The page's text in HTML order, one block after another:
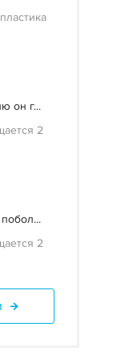
он г...
2
2